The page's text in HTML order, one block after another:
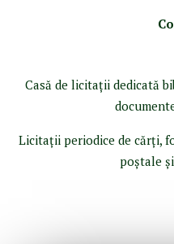
Casă de licitaţii dedicată
Licitaţii periodice de cărţi,
poştale